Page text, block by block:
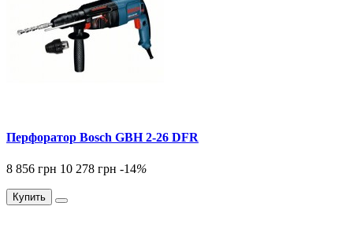
Перфоратор Bosch GBH 2-26 DFR
8 856 грн 10 278 грн -14%
Купить